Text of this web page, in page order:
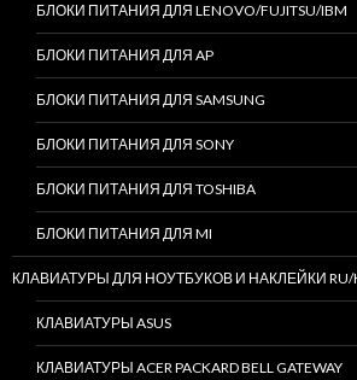
БЛОКИ ПИТАНИЯ ДЛЯ LENOVO/FUJITSU/IBM
БЛОКИ ПИТАНИЯ ДЛЯ AP
БЛОКИ ПИТАНИЯ ДЛЯ SAMSUNG
БЛОКИ ПИТАНИЯ ДЛЯ SONY
БЛОКИ ПИТАНИЯ ДЛЯ TOSHIBA
БЛОКИ ПИТАНИЯ ДЛЯ MI
КЛАВИАТУРЫ ДЛЯ НОУТБУКОВ И НАКЛЕЙКИ RU/
КЛАВИАТУРЫ ASUS
КЛАВИАТУРЫ ACER PACKARD BELL GATEWAY